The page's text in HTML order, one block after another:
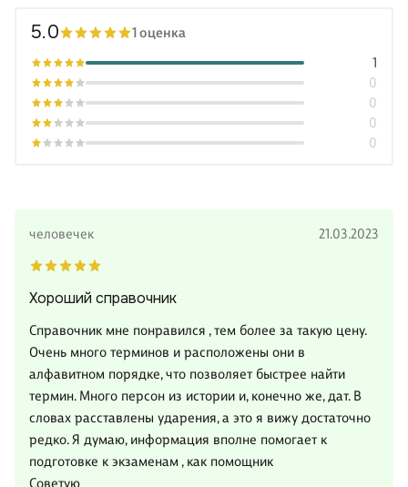
5.0 1 оценка
0
0
0
0
1
человечек 21.03.2023
Хороший справочник
Справочник мне понравился , тем более за такую цену.
Очень много терминов и расположены они в
алфавитном порядке, что позволяет быстрее найти
термин. Много персон из истории и, конечно же, дат. В
словах расставлены ударения, а это я вижу достаточно
редко. Я думаю, информация вполне помогает к
подготовке к экзаменам , как помощник
Советую